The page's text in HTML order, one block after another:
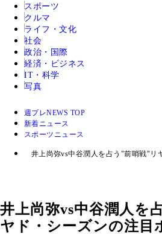
スポーツ
クルマ
ライフ・文化
社会
政治・国際
経済・ビジネス
IT・科学
写真
週プレNEWS TOP
新着ニュース
スポーツニュース
井上尚弥vs中谷潤人を占う"前哨戦"リ
井上尚弥vs中谷潤人を
ヤド・シーズンの注目